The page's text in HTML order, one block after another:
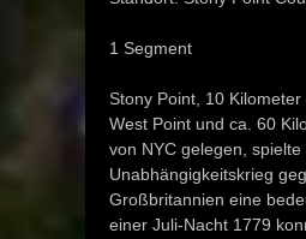
1 Segment
Stony Point, 10 Kilometer
West Point und ca. 60
von NYC gelegen, spielte
Unabhängigkeitskrieg
Großbritannien eine
einer Juli-Nacht 1779